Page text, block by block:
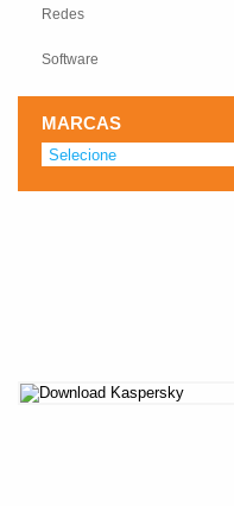
Redes
Software
MARCAS